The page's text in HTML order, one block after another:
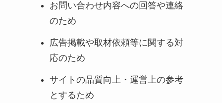
お問い合わせ内容への回答や連絡
のため
広告掲載や取材依頼等に関する対
応のため
サイトの品質向上・運営上の参考
とするため